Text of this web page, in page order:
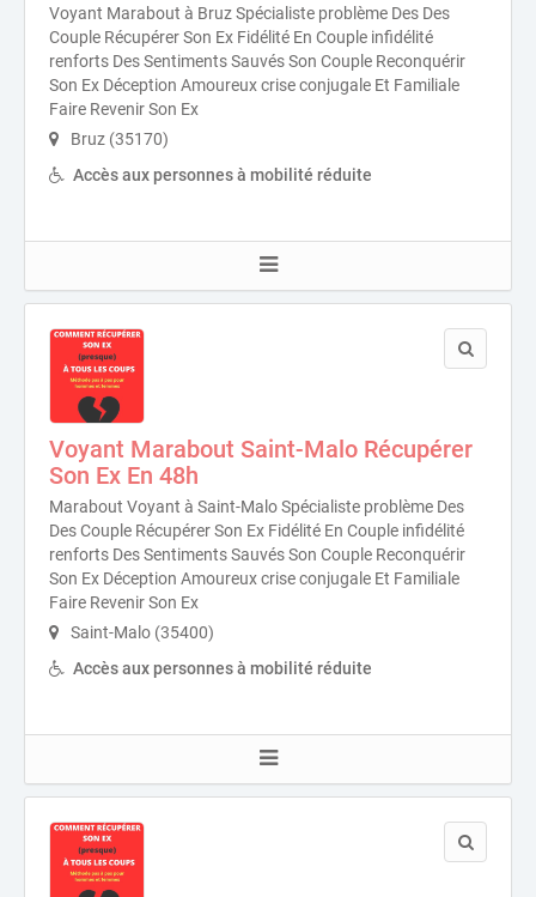
Voyant Marabout à Bruz Spécialiste problème Des Des
Couple Récupérer Son Ex Fidélité En Couple infidélité
renforts Des Sentiments Sauvés Son Couple Reconquérir
Son Ex Déception Amoureux crise conjugale Et Familiale
Faire Revenir Son Ex
Bruz (35170)
Accès aux personnes à mobilité réduite
Voyant Marabout Saint-Malo Récupérer
Son Ex En 48h
Marabout Voyant à Saint-Malo Spécialiste problème Des
Des Couple Récupérer Son Ex Fidélité En Couple infidélité
renforts Des Sentiments Sauvés Son Couple Reconquérir
Son Ex Déception Amoureux crise conjugale Et Familiale
Faire Revenir Son Ex
Saint-Malo (35400)
Accès aux personnes à mobilité réduite